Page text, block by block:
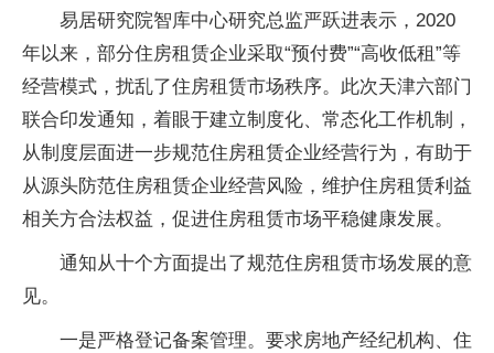
易居研究院智库中心研究总监严跃进表示，2020
年以来，部分住房租赁企业采取“预付费”“高收低租”等
经营模式，扰乱了住房租赁市场秩序。此次天津六部门
联合印发通知，着眼于建立制度化、常态化工作机制，
从制度层面进一步规范住房租赁企业经营行为，有助于
从源头防范住房租赁企业经营风险，维护住房租赁利益
相关方合法权益，促进住房租赁市场平稳健康发展。
通知从十个方面提出了规范住房租赁市场发展的意
见。
一是严格登记备案管理。要求房地产经纪机构、住